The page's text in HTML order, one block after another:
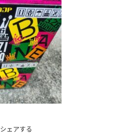
シェアする